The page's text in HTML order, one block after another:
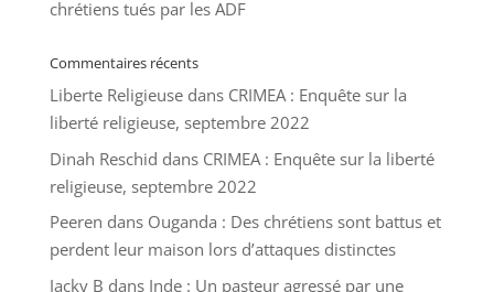
chrétiens tués par les ADF
Commentaires récents
Liberte Religieusedans CRIMEA : Enquête sur la
liberté religieuse, septembre 2022
Dinah Reschid dans CRIMEA : Enquête sur la liberté
religieuse, septembre 2022
Peeren dans Ouganda : Des chrétiens sont battus et
perdent leur maison lors d’attaques distinctes
Jacky B dans Inde : Un pasteur agressé par une